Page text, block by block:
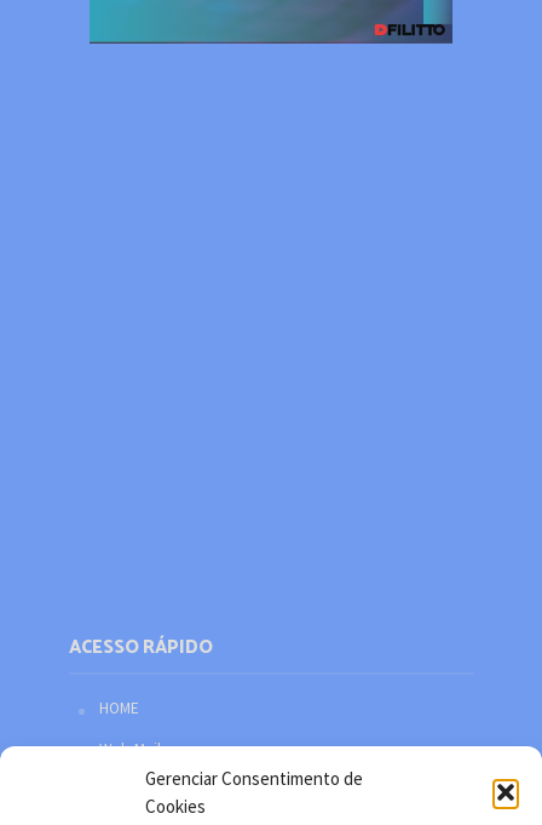
Gerenciar Consentimento de
Cookies
ACESSO RÁPIDO
HOME
Web Mail
Política de privacidade